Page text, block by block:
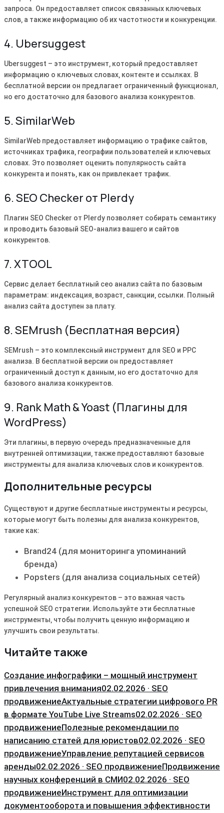
запроса. Он предоставляет список связанных ключевых
слов‚ а также информацию об их частотности и конкуренции.
4. Ubersuggest
Ubersuggest – это инструмент‚ который предоставляет
информацию о ключевых словах‚ контенте и ссылках. В
бесплатной версии он предлагает ограниченный функционал‚
но его достаточно для базового анализа конкурентов.
5. SimilarWeb
SimilarWeb предоставляет информацию о трафике сайтов‚
источниках трафика‚ географии пользователей и ключевых
словах. Это позволяет оценить популярность сайта
конкурента и понять‚ как он привлекает трафик.
6. SEO Checker от Plerdy
Плагин SEO Checker от Plerdy позволяет собирать семантику
и проводить базовый SEO-анализ вашего и сайтов
конкурентов.
7. XTOOL
Сервис делает бесплатный сео анализ сайта по базовым
параметрам: индексация‚ возраст‚ санкции‚ ссылки. Полный
анализ сайта доступен за плату.
8. SEMrush (Бесплатная версия)
SEMrush – это комплексный инструмент для SEO и PPC
анализа. В бесплатной версии он предоставляет
ограниченный доступ к данным‚ но его достаточно для
базового анализа конкурентов.
9. Rank Math & Yoast (Плагины для
WordPress)
Эти плагины‚ в первую очередь предназначенные для
внутренней оптимизации‚ также предоставляют базовые
инструменты для анализа ключевых слов и конкурентов.
Дополнительные ресурсы
Существуют и другие бесплатные инструменты и ресурсы‚
которые могут быть полезны для анализа конкурентов‚
такие как:
Brand24 (для мониторинга упоминаний
бренда)
Popsters (для анализа социальных сетей)
Регулярный анализ конкурентов – это важная часть
успешной SEO стратегии. Используйте эти бесплатные
инструменты‚ чтобы получить ценную информацию и
улучшить свои результаты.
Читайте также
Создание инфографики – мощный инструмент
привлечения внимания02.02.2026 · SEO
продвижениеАктуальные стратегии цифрового PR
в формате YouTube Live Streams02.02.2026 · SEO
продвижениеПолезные рекомендации по
написанию статей для юристов02.02.2026 · SEO
продвижениеУправление репутацией сервисов
аренды02.02.2026 · SEO продвижениеПродвижение
научных конференций в СМИ02.02.2026 · SEO
продвижениеИнструмент для оптимизации
документооборота и повышения эффективности